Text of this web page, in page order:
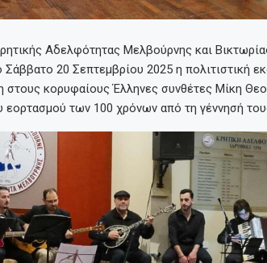
Αδελφότητας Μελβούρνης και
Σάββατο 20 Σεπτεμβρίου 2025 η πολιτιστική
στους κορυφαίους Έλληνες συνθέτες Μίκη
εορτασμού των 100 χρόνων από τη γέννησή